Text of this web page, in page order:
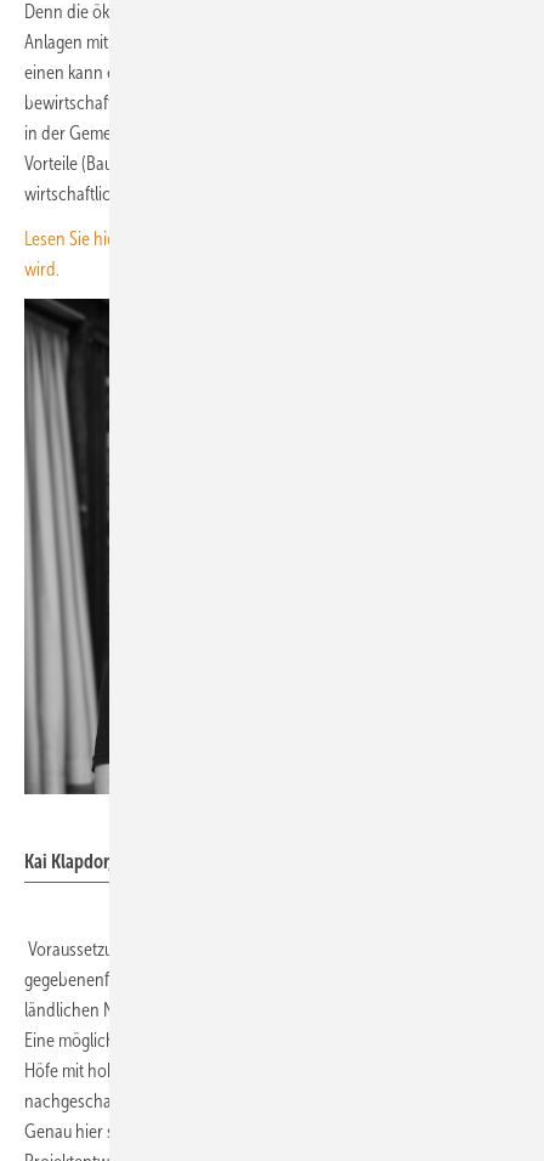
Denn die ökologischen und wirtschaftlichen Vorteile von Agri-PV-
Anlagen mit Batteriespeichern sind noch nicht ausgeschöpft. Zum
einen kann eine Fläche durch die Doppelnutzung sehr effizient
bewirtschaftet werden. Das erhält Böden und steigert die Akzeptanz
in der Gemeinde. Zum anderen bestehen weiterhin vielschichtige
Vorteile (Bau-, Erb-, Steuer-, Agrarrecht), die den Betrieb einer Anlage
wirtschaftlich besonders attraktiv machen können.
Lesen Sie hier, wie in Tschechien Agri-PV von der Regierung gefördert
wird.
Kai Klapdor, ­Geschäftsführer der Diveo GmbH
Voraussetzung für Projekte sind ausreichende Netzanschluss- und
gegebenenfalls Bezugskapazitäten – und genau diese sind in
ländlichen Netzen nicht immer in ausreichendem Umfang vorhanden.
Eine mögliche Alternative ist daher das Eigenverbrauchsmodell für
Höfe mit hohem Strombedarf, zum Beispiel durch Biogasanlagen mit
nachgeschalteter Methanisierung. Doch ab wann lohnt sich das?
Genau hier setzt die folgende Auswertung von Diveo an. Die